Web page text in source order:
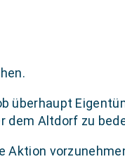
überhaupt
dem Altdorf zu
Aktion